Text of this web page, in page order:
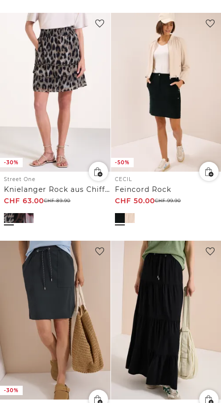
-30%
Street One
Knielanger Rock aus Chiffon mit Print
CHF 63.00CHF89.90
-50%
CECIL
Feincord Rock
CHF 50.00CHF99.90
-30%